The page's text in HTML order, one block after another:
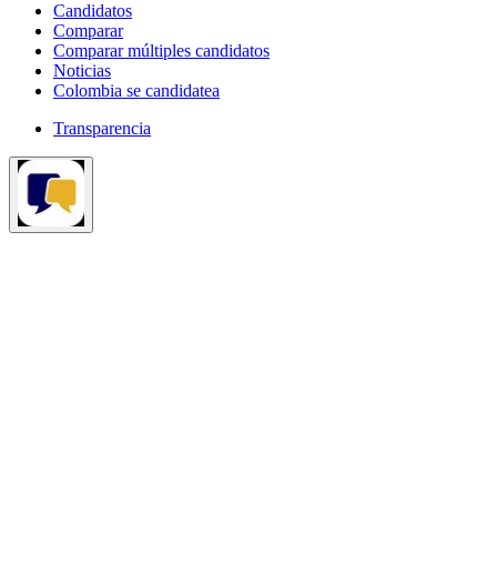
Candidatos
Comparar
Comparar múltiples candidatos
Noticias
Colombia se candidatea
Transparencia